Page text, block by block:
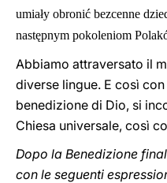
umiały obronić bezcenne
następnym pokoleniom
Abbiamo attraversato il
diverse lingue. E così
benedizione di Dio, si
Chiesa universale, così
Dopo la Benedizione
con le seguenti